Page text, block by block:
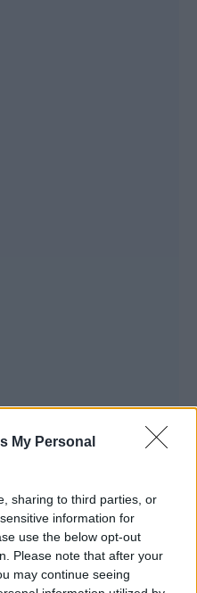
My Personal
sharing to third parties, or
information for
use the below opt-out
Please note that after your
may continue seeing